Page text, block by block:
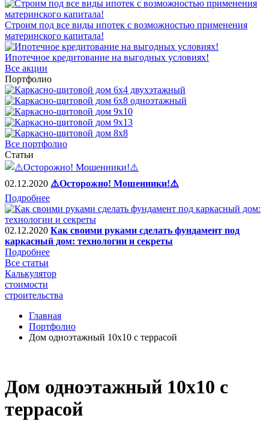
Строим под все виды ипотек с возможностью применения
материнского капитала!
Ипотечное кредитование на выгодных условиях!
Все акции
Портфолио
Все портфолио
Статьи
02.12.2020 ⚠️Осторожно! Мошенники!⚠️
Подробнее
02.12.2020 Как своими руками сделать фундамент под
каркасный дом: технологии и секреты
Подробнее
Все статьи
Калькулятор
стоимости
строительства
Главная
Портфолио
Дом одноэтажный 10x10 с террасой
Дом одноэтажный 10x10 с
террасой